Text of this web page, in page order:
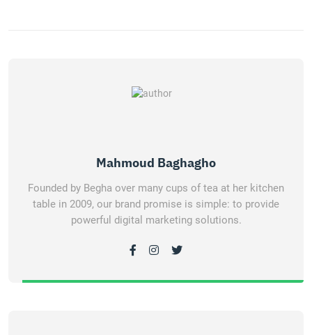
Mahmoud Baghagho
Founded by Begha over many cups of tea at her kitchen
table in 2009, our brand promise is simple: to provide
powerful digital marketing solutions.